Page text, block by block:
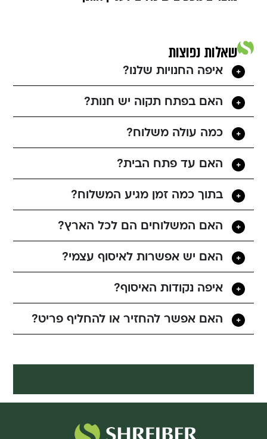
שאלות נפוצות
איפה החנויות שלנו?
האם בפתח תקוה יש חנות?
כמה עולה משלוח?
האם עד פתח הבית?
בתוך כמה זמן מגיע המשלוח?
האם המשלוחים הם לכל הארץ?
האם יש אפשרות לאיסוף עצמי?
איפה נקודות האיסוף?
האם אפשר להחזיר או להחליף פריט?